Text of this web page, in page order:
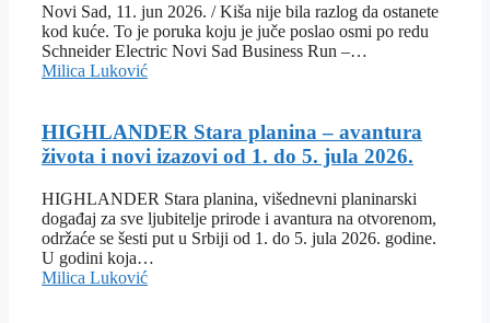
Novi Sad, 11. jun 2026. / Kiša nije bila razlog da ostanete
kod kuće. To je poruka koju je juče poslao osmi po redu
Schneider Electric Novi Sad Business Run –…
Milica Luković
HIGHLANDER Stara planina – avantura
života i novi izazovi od 1. do 5. jula 2026.
HIGHLANDER Stara planina, višednevni planinarski
događaj za sve ljubitelje prirode i avantura na otvorenom,
održaće se šesti put u Srbiji od 1. do 5. jula 2026. godine.
U godini koja…
Milica Luković